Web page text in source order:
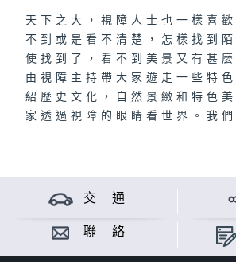
天下之大，視障人士也一樣喜
不到或是看不清楚，怎樣找到
使找到了，看不到美景又有甚
由視障主持帶大家遊走一些特
紹歷史文化，自然景緻和特色
家透過視障的眼睛看世界。我
交 通
聯 絡